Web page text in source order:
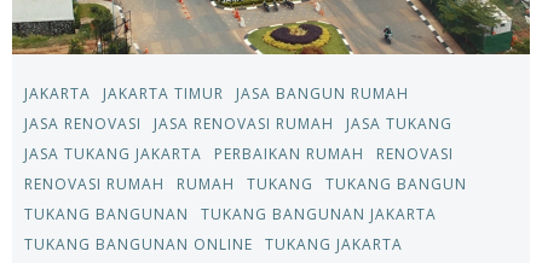
JAKARTA JAKARTA TIMUR
JASA BANGUN RUMAH
JASA RENOVASI
JASA RENOVASI RUMAH
JASA TUKANG
JASA TUKANG JAKARTA
PERBAIKAN RUMAH
RENOVASI
RENOVASI RUMAH
RUMAH TUKANG
TUKANG BANGUN
TUKANG BANGUNAN
TUKANG BANGUNAN JAKARTA
TUKANG BANGUNAN ONLINE
TUKANG JAKARTA